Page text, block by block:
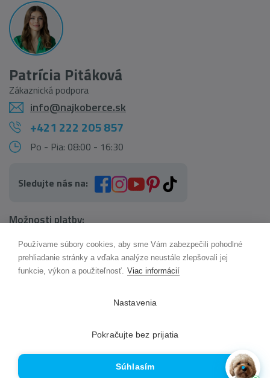
Patrícia Pitáková
Zákaznická podpora
info@najkoberce.sk
+421 222 205 857
Po - Pia: 08:00 - 16:30
Sledujte nás na:
Možnosti platby:
AI pomocník Maxík
Online
Používame súbory cookies, aby sme Vám zabezpečili pohodlné
prehliadanie stránky a vďaka analýze neustále zlepšovali jej
funkcie, výkon a použiteľnosť. Viac informácií
Nastavenia
Pokračujte bez prijatia
Súhlasím